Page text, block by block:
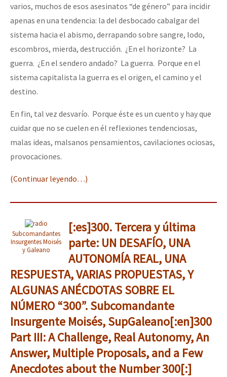
varios, muchos de esos asesinatos “de género” para incidir
apenas en una tendencia: la del desbocado cabalgar del
sistema hacia el abismo, derrapando sobre sangre, lodo,
escombros, mierda, destrucción. ¿En el horizonte? La
guerra. ¿En el sendero andado? La guerra. Porque en el
sistema capitalista la guerra es el origen, el camino y el
destino.
En fin, tal vez desvarío. Porque éste es un cuento y hay que
cuidar que no se cuelen en él reflexiones tendenciosas,
malas ideas, malsanos pensamientos, cavilaciones ociosas,
provocaciones.
(Continuar leyendo…)
Subcomandantes
Insurgentes Moisés
y Galeano
[:es]300. Tercera y última
parte: UN DESAFÍO, UNA
AUTONOMÍA REAL, UNA
RESPUESTA, VARIAS PROPUESTAS, Y
ALGUNAS ANÉCDOTAS SOBRE EL
NÚMERO “300”. Subcomandante
Insurgente Moisés, SupGaleano[:en]300
Part III: A Challenge, Real Autonomy, An
Answer, Multiple Proposals, and a Few
Anecdotes about the Number 300[:]